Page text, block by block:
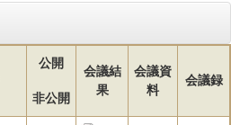
公開
非公開
会議結
果
会議資
料
会議録